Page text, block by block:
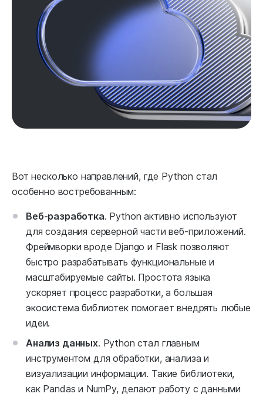
Вот несколько направлений, где Python стал
особенно востребованным:
Веб-разработка. Python активно используют
для создания серверной части веб-приложений.
Фреймворки вроде Django и Flask позволяют
быстро разрабатывать функциональные и
масштабируемые сайты. Простота языка
ускоряет процесс разработки, а большая
экосистема библиотек помогает внедрять любые
идеи.
Анализ данных. Python стал главным
инструментом для обработки, анализа и
визуализации информации. Такие библиотеки,
как Pandas и NumPy, делают работу с данными